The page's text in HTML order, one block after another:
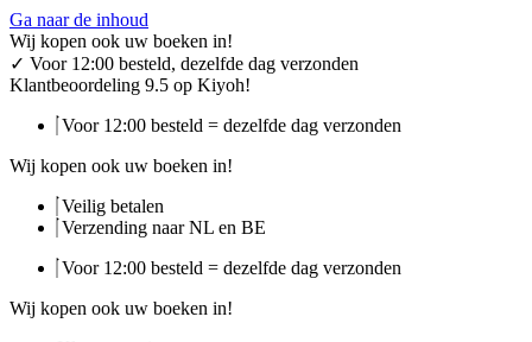
Ga naar de inhoud
Wij kopen ook uw boeken in!
✓ Voor 12:00 besteld, dezelfde dag verzonden
Klantbeoordeling 9.5 op Kiyoh!
Voor 12:00 besteld = dezelfde dag verzonden
Wij kopen ook uw boeken in!
Veilig betalen
Verzending naar NL en BE
Voor 12:00 besteld = dezelfde dag verzonden
Wij kopen ook uw boeken in!